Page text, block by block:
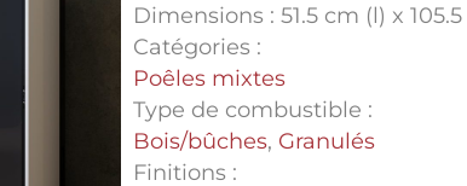
Dimensions : 51.5 cm (l) x
Catégories :
Poêles mixtes
Type de combustible :
Bois/bûches, Granulés
Finitions :